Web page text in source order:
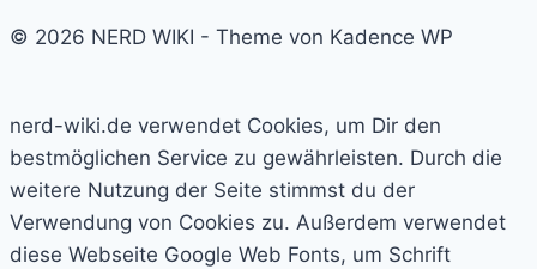
© 2026 NERD WIKI - Theme von Kadence WP
nerd-wiki.de verwendet Cookies, um Dir den
bestmöglichen Service zu gewährleisten. Durch die
weitere Nutzung der Seite stimmst du der
Verwendung von Cookies zu. Außerdem verwendet
diese Webseite Google Web Fonts, um Schrift